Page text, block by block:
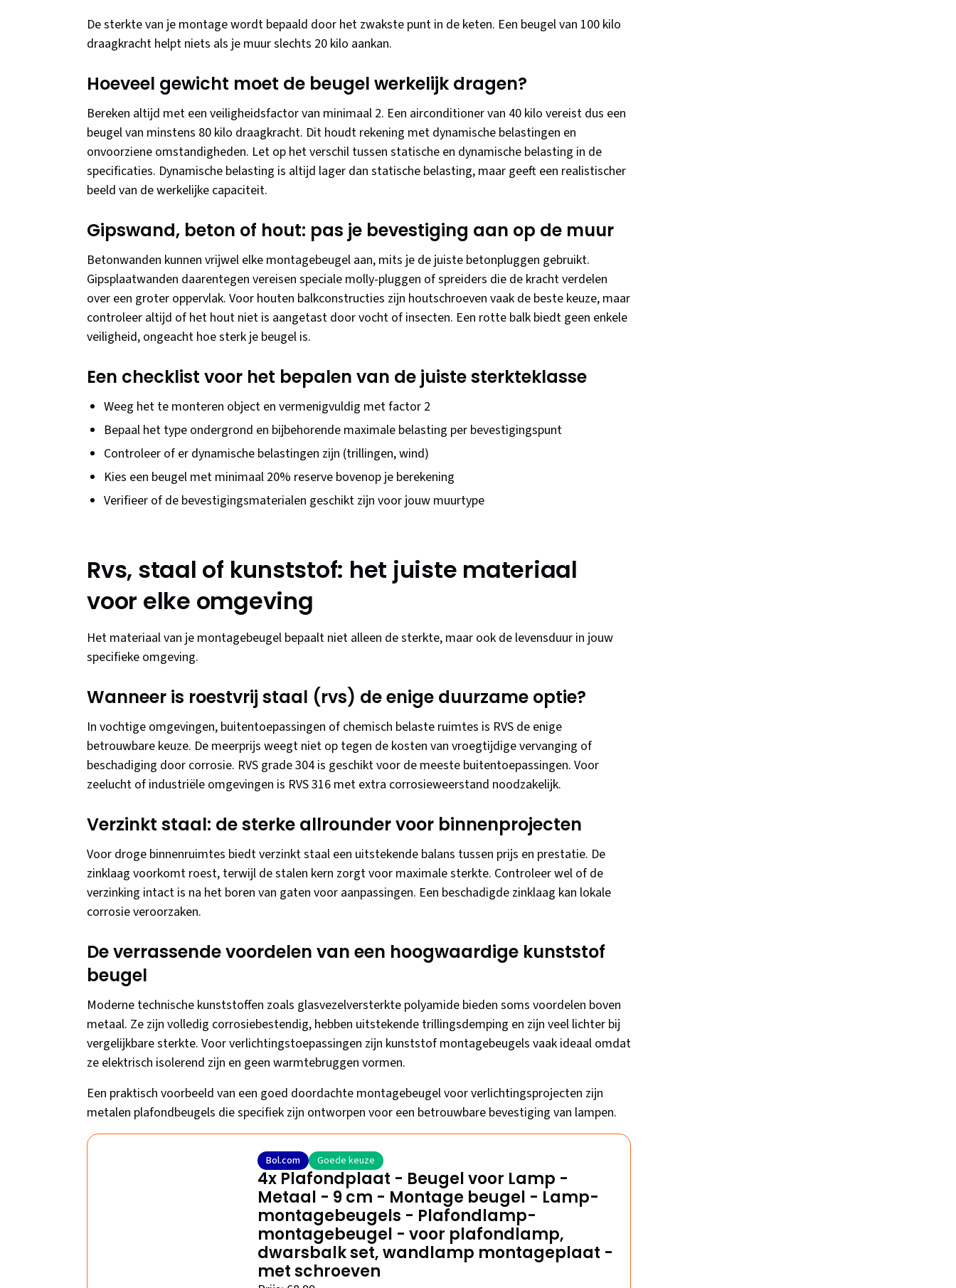
De sterkte van je montage wordt bepaald door het zwakste punt in de keten. Een beugel van 100 kilo
draagkracht helpt niets als je muur slechts 20 kilo aankan.
Hoeveel gewicht moet de beugel werkelijk dragen?
Bereken altijd met een veiligheidsfactor van minimaal 2. Een airconditioner van 40 kilo vereist dus een
beugel van minstens 80 kilo draagkracht. Dit houdt rekening met dynamische belastingen en
onvoorziene omstandigheden. Let op het verschil tussen statische en dynamische belasting in de
specificaties. Dynamische belasting is altijd lager dan statische belasting, maar geeft een realistischer
beeld van de werkelijke capaciteit.
Gipswand, beton of hout: pas je bevestiging aan op de muur
Betonwanden kunnen vrijwel elke montagebeugel aan, mits je de juiste betonpluggen gebruikt.
Gipsplaatwanden daarentegen vereisen speciale molly-pluggen of spreiders die de kracht verdelen
over een groter oppervlak. Voor houten balkconstructies zijn houtschroeven vaak de beste keuze, maar
controleer altijd of het hout niet is aangetast door vocht of insecten. Een rotte balk biedt geen enkele
veiligheid, ongeacht hoe sterk je beugel is.
Een checklist voor het bepalen van de juiste sterkteklasse
Weeg het te monteren object en vermenigvuldig met factor 2
Bepaal het type ondergrond en bijbehorende maximale belasting per bevestigingspunt
Controleer of er dynamische belastingen zijn (trillingen, wind)
Kies een beugel met minimaal 20% reserve bovenop je berekening
Verifieer of de bevestigingsmaterialen geschikt zijn voor jouw muurtype
Rvs, staal of kunststof: het juiste materiaal
voor elke omgeving
Het materiaal van je montagebeugel bepaalt niet alleen de sterkte, maar ook de levensduur in jouw
specifieke omgeving.
Wanneer is roestvrij staal (rvs) de enige duurzame optie?
In vochtige omgevingen, buitentoepassingen of chemisch belaste ruimtes is RVS de enige
betrouwbare keuze. De meerprijs weegt niet op tegen de kosten van vroegtijdige vervanging of
beschadiging door corrosie. RVS grade 304 is geschikt voor de meeste buitentoepassingen. Voor
zeelucht of industriële omgevingen is RVS 316 met extra corrosieweerstand noodzakelijk.
Verzinkt staal: de sterke allrounder voor binnenprojecten
Voor droge binnenruimtes biedt verzinkt staal een uitstekende balans tussen prijs en prestatie. De
zinklaag voorkomt roest, terwijl de stalen kern zorgt voor maximale sterkte. Controleer wel of de
verzinking intact is na het boren van gaten voor aanpassingen. Een beschadigde zinklaag kan lokale
corrosie veroorzaken.
De verrassende voordelen van een hoogwaardige kunststof
beugel
Moderne technische kunststoffen zoals glasvezelversterkte polyamide bieden soms voordelen boven
metaal. Ze zijn volledig corrosiebestendig, hebben uitstekende trillingsdemping en zijn veel lichter bij
vergelijkbare sterkte. Voor verlichtingstoepassingen zijn kunststof montagebeugels vaak ideaal omdat
ze elektrisch isolerend zijn en geen warmtebruggen vormen.
Een praktisch voorbeeld van een goed doordachte montagebeugel voor verlichtingsprojecten zijn
metalen plafondbeugels die specifiek zijn ontworpen voor een betrouwbare bevestiging van lampen.
Bol.com Goede keuze
4x Plafondplaat - Beugel voor Lamp -
Metaal - 9 cm - Montage beugel - Lamp-
montagebeugels - Plafondlamp-
montagebeugel - voor plafondlamp,
dwarsbalk set, wandlamp montageplaat -
met schroeven